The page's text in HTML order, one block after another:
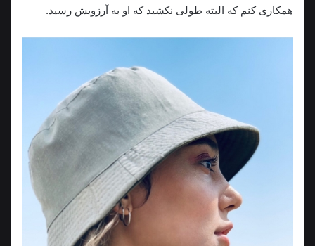
همکاری کنم که البته طولی نکشید که او به آرزویش رسید.